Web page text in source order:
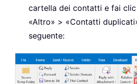
cartella dei contatti e fai clic
«Altro» > «Contatti
seguente: